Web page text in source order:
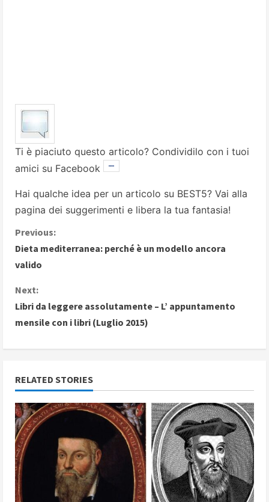
Ti è piaciuto questo articolo? Condividilo con i tuoi
amici su Facebook
Hai qualche idea per un articolo su BEST5? Vai alla
pagina dei suggerimenti e libera la tua fantasia!
C
o
n
t
u
e
R
e
a
Previous:
Dieta mediterranea: perché è un modello ancora
valido
Next:
Libri da leggere assolutamente – L’ appuntamento
mensile con i libri (Luglio 2015)
RELATED STORIES